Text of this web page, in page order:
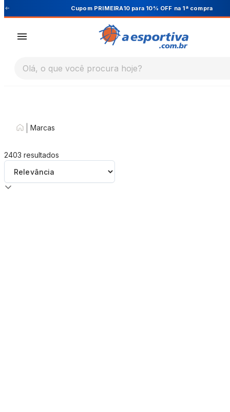
Cupom PRIMEIRA10 para 10% OFF na 1ª compra
Olá, o que você procura hoje?
Marcas
2403 resultados